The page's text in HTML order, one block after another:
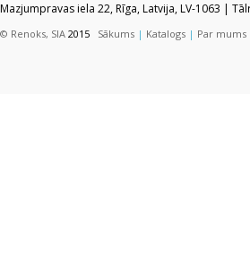
Mazjumpravas iela 22, Rīga, Latvija, LV-1063 |
© Renoks, SIA 2015 Sākums | Katalogs | Par mums